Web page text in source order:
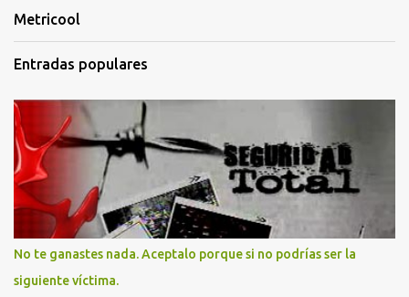
Metricool
Entradas populares
No te ganastes nada. Aceptalo porque si no podrías ser la
siguiente víctima.